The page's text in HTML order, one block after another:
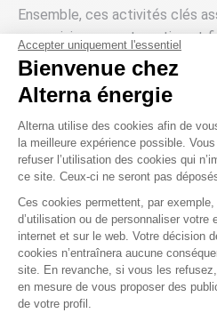
Ensemble, ces activités clés
approvisionnement continu et
travers la France.
Les producteurs
Au tout début de la chaîne, il y
cumulent pour assurer un
demande :
Centrales nucléaires
Installations d’énergies
Accepter uniquement l'essentiel
Bienvenue chez
Alterna énergie
Plateforme de
Alterna utilise des cookies afin de
la meilleure expérience possible.
refuser l’utilisation des cookies qui
ce site. Ceux-ci ne seront pas
Ces cookies permettent, par
d’utilisation ou de personnaliser votre
internet et sur le web. Votre décision
cookies n’entraînera aucune
site. En revanche, si vous les
en mesure de vous proposer des
de votre profil.
Axeptio